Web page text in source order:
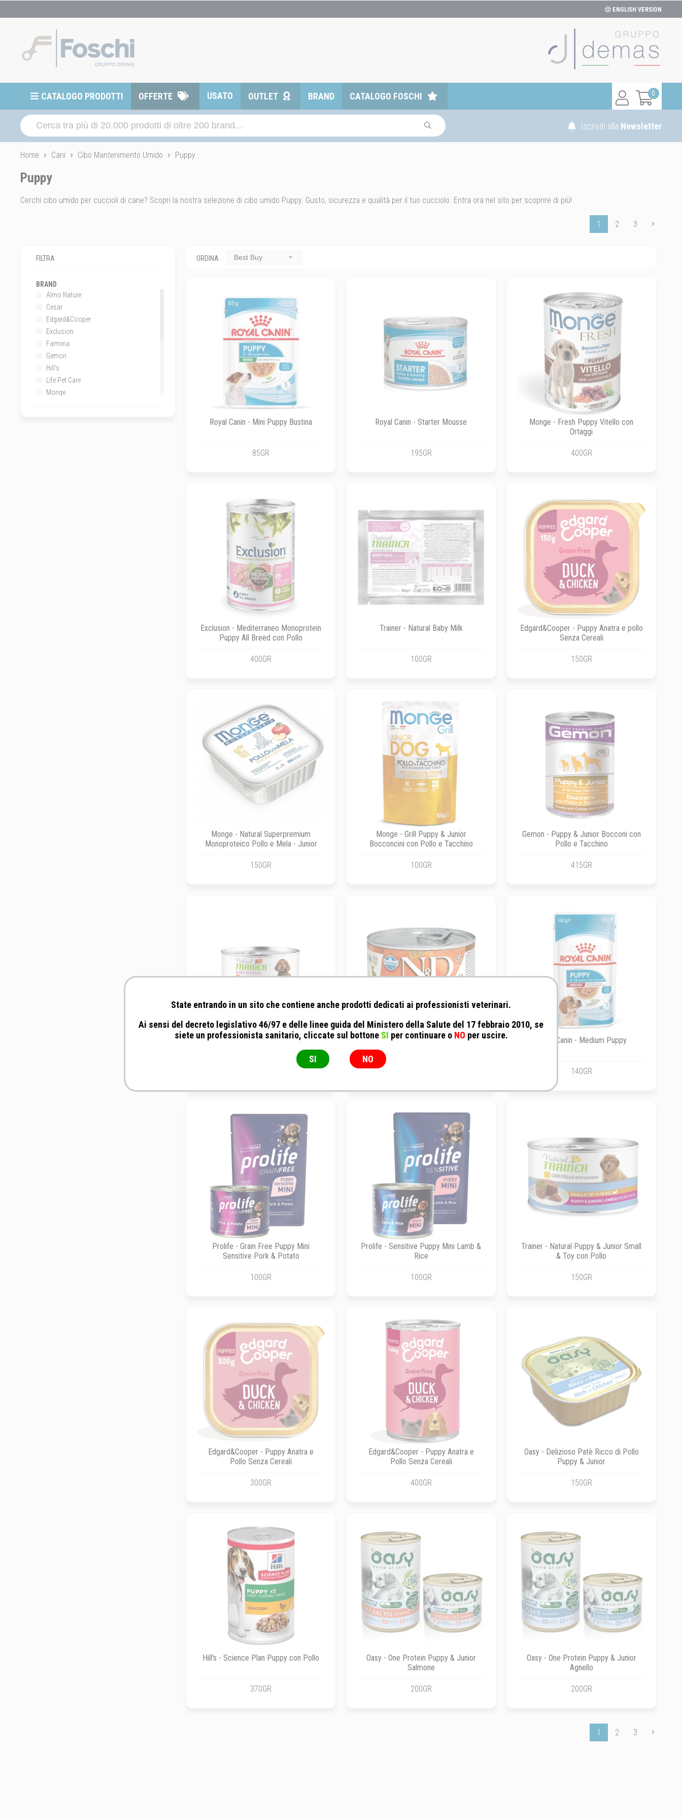
ENGLISH VERSION
0
CATALOGO PRODOTTI OFFERTE USATO OUTLET BRAND CATALOGO FOSCHI
Iscriviti alla Newsletter
Home Cani Cibo Mantenimento Umido Puppy
Puppy
Cerchi cibo umido per cuccioli di cane? Scopri la nostra selezione di cibo umido Puppy. Gusto, sicurezza e qualità per il tuo cucciolo. Entra ora nel sito per scoprire di più!
FILTRA
BRAND
Almo Nature
Cesar
Edgard&Cooper
Exclusion
Farmina
Gemon
Hill's
Life Pet Care
Monge
1 2 3
ORDINA Best Buy
Royal Canin - Mini Puppy Bustina
85GR
Royal Canin - Starter Mousse
195GR
Monge - Fresh Puppy Vitello con
Ortaggi
400GR
Exclusion - Mediterraneo Monoprotein
Puppy All Breed con Pollo
400GR
Trainer - Natural Baby Milk
100GR
Edgard&Cooper - Puppy Anatra e pollo
Senza Cereali
150GR
Monge - Natural Superpremium
Monoproteico Pollo e Mela - Junior
150GR
Monge - Grill Puppy & Junior
Bocconcini con Pollo e Tacchino
100GR
Gemon - Puppy & Junior Bocconi con
Pollo e Tacchino
415GR
Trainer - Natural Sensitive Baby
Starter All Size con Tacchino
Farmina - Natural & Delicious Pumpkin
Mini Puppy con Agnello, Zucca e
Royal Canin - Medium Puppy
140GR
Prolife - Grain Free Puppy Mini
Sensitive Pork & Potato
100GR
Prolife - Sensitive Puppy Mini Lamb &
Rice
100GR
Trainer - Natural Puppy & Junior Small
& Toy con Pollo
150GR
Edgard&Cooper - Puppy Anatra e
Pollo Senza Cereali
300GR
Edgard&Cooper - Puppy Anatra e
Pollo Senza Cereali
400GR
Oasy - Delizioso Patè Ricco di Pollo
Puppy & Junior
150GR
Hill's - Science Plan Puppy con Pollo
370GR
Oasy - One Protein Puppy & Junior
Salmone
200GR
Oasy - One Protein Puppy & Junior
Agnello
200GR
1 2 3
State entrando in un sito che contiene anche prodotti dedicati ai professionisti veterinari.
Ai sensi del decreto legislativo 46/97 e delle linee guida del Ministero della Salute del 17 febbraio 2010, se
siete un professionista sanitario, cliccate sul bottone SI per continuare o NO per uscire.
SI NO